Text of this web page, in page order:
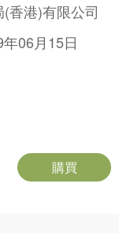
香港)有限公司
06月15日
購買